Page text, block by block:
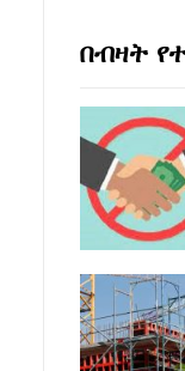
በብዛት